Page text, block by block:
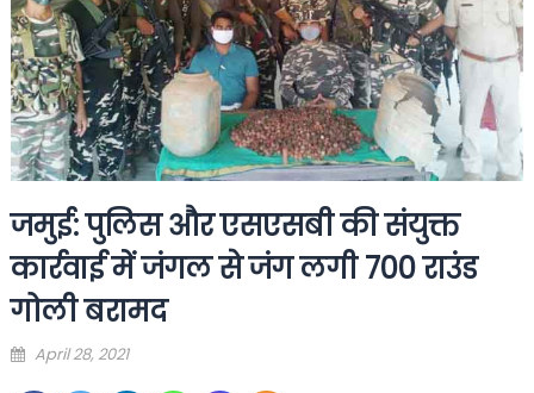
जमुई: पुलिस और एसएसबी की संयुक्त
कार्रवाई में जंगल से जंग लगी 700 राउंड
गोली बरामद
Posted
April 28, 2021